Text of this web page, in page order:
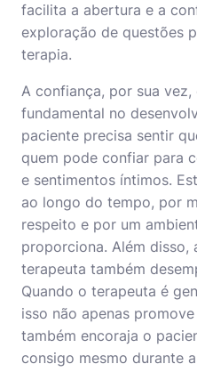
facilita a abertura e a
exploração de questões
terapia.
A confiança, por sua vez,
fundamental no
paciente precisa sentir
quem pode confiar para
e sentimentos íntimos.
ao longo do tempo, por
respeito e por um
proporciona. Além disso,
terapeuta também
Quando o terapeuta é
isso não apenas
também encoraja o
consigo mesmo durante